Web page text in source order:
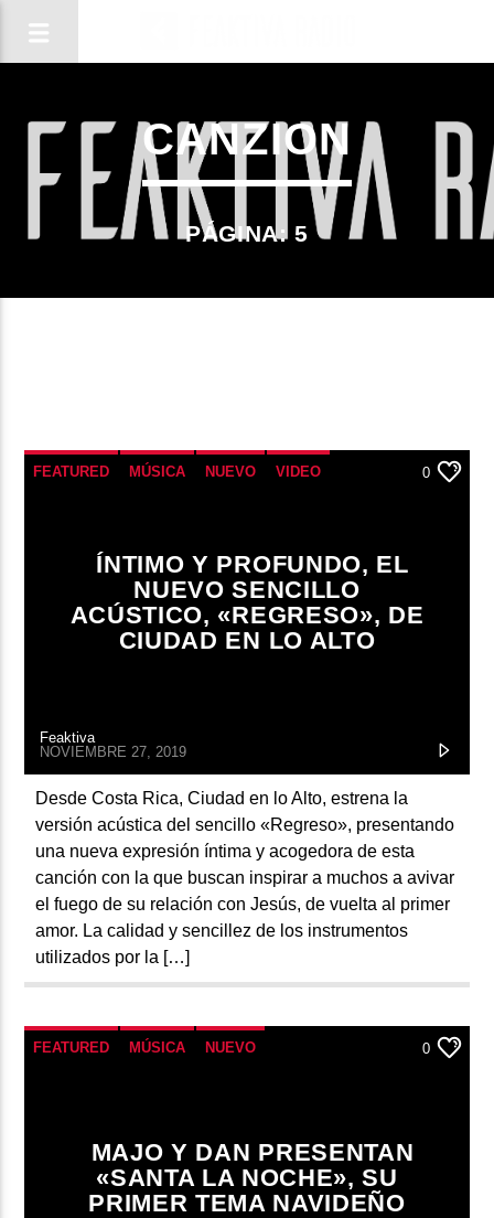
CANCIÓN ACTUAL
TÍTULO
CANZION
PÁGINA: 5
FEATURED MÚSICA NUEVO VIDEO 0
ÍNTIMO Y PROFUNDO, EL
NUEVO SENCILLO
ACÚSTICO, «REGRESO», DE
CIUDAD EN LO ALTO
Feaktiva
NOVIEMBRE 27, 2019
Desde Costa Rica, Ciudad en lo Alto, estrena la
versión acústica del sencillo «Regreso», presentando
una nueva expresión íntima y acogedora de esta
canción con la que buscan inspirar a muchos a avivar
el fuego de su relación con Jesús, de vuelta al primer
amor. La calidad y sencillez de los instrumentos
utilizados por la […]
FEATURED MÚSICA NUEVO 0
MAJO Y DAN PRESENTAN
«SANTA LA NOCHE», SU
PRIMER TEMA NAVIDEÑO